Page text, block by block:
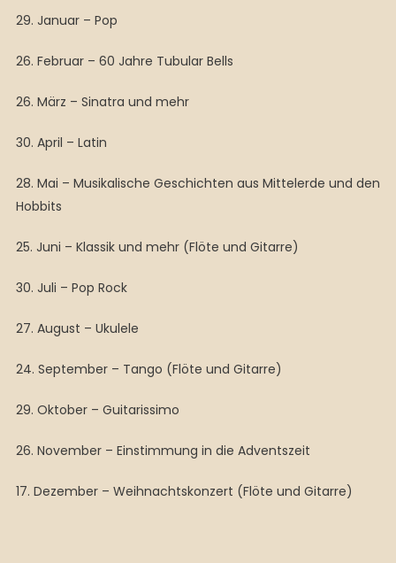
29. Januar – Pop
26. Februar – 60 Jahre Tubular Bells
26. März – Sinatra und mehr
30. April – Latin
28. Mai – Musikalische Geschichten aus Mittelerde und den
Hobbits
25. Juni – Klassik und mehr (Flöte und Gitarre)
30. Juli – Pop Rock
27. August – Ukulele
24. September – Tango (Flöte und Gitarre)
29. Oktober – Guitarissimo
26. November – Einstimmung in die Adventszeit
17. Dezember – Weihnachtskonzert (Flöte und Gitarre)